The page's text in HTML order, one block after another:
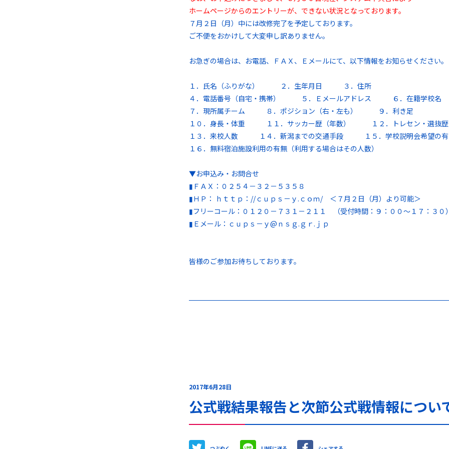
ホームページからのエントリーが、できない状況となっております。
７月２日（月）中には改修完了を予定しております。
ご不便をおかけして大変申し訳ありません。
お急ぎの場合は、お電話、ＦＡＸ、Ｅメールにて、以下情報をお知らせください。
１．氏名（ふりがな） ２．生年月日 ３．住所
４．電話番号（自宅・携帯） ５．Ｅメールアドレス ６．在籍学校名
７．現所属チーム ８．ポジション（右・左も） ９．利き足
１０．身長・体重 １１．サッカー歴（年数） １２．トレセン・選抜歴
１３．来校人数 １４．新潟までの交通手段 １５．学校説明会希望の
１６．無料宿泊施設利用の有無（利用する場合はその人数）
▼お申込み・お問合せ
▮ＦＡＸ：０２５４－３２－５３５８
▮ＨＰ： ｈｔｔｐ：//ｃｕｐｓ－ｙ.ｃｏｍ/ ＜７月２日（月）より可能＞
▮フリーコール：０１２０－７３１－２１１ （受付時間：９：００～１７：３０
▮Ｅメール：ｃｕｐｓ－ｙ@ｎｓｇ.ｇｒ.ｊｐ
皆様のご参加お待ちしております。
2017年6月28日
公式戦結果報告と次節公式戦情報につい